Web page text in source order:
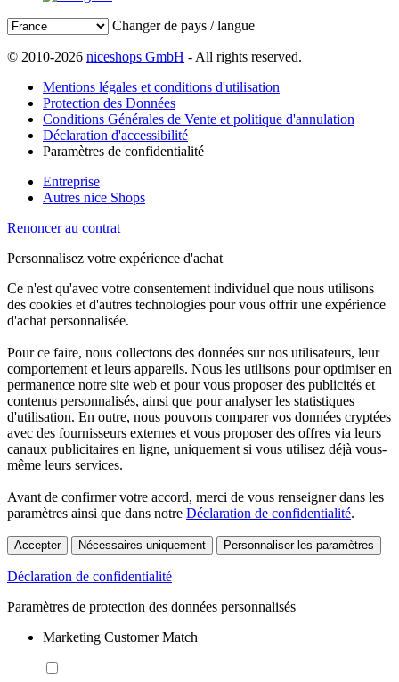
Changer de pays / langue
© 2010-2026 niceshops GmbH - All rights reserved.
Mentions légales et conditions d'utilisation
Protection des Données
Conditions Générales de Vente et politique d'annulation
Déclaration d'accessibilité
Paramètres de confidentialité
Entreprise
Autres nice Shops
Renoncer au contrat
Personnalisez votre expérience d'achat
Ce n'est qu'avec votre consentement individuel que nous utilisons
des cookies et d'autres technologies pour vous offrir une expérience
d'achat personnalisée.
Pour ce faire, nous collectons des données sur nos utilisateurs, leur
comportement et leurs appareils. Nous les utilisons pour optimiser en
permanence notre site web et pour vous proposer des publicités et
contenus personnalisés, ainsi que pour analyser les statistiques
d'utilisation. En outre, nous pouvons comparer vos données cryptées
avec des fournisseurs externes et vous proposer des offres via leurs
canaux publicitaires en ligne, uniquement si vous utilisez déjà vous-
même leurs services.
Avant de confirmer votre accord, merci de vous renseigner dans les
paramètres ainsi que dans notre Déclaration de confidentialité.
Accepter Nécessaires uniquement Personnaliser les paramètres
Déclaration de confidentialité
Paramètres de protection des données personnalisés
Marketing Customer Match